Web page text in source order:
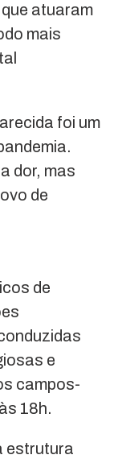
atuaram
mais
foi um
dor, mas
de
de
e
campos-
18h.
estrutura